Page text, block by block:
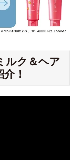
ルク＆ヘア
！